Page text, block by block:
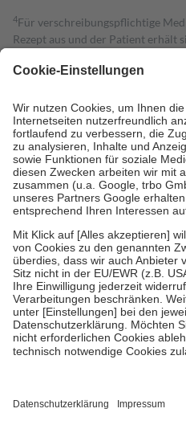
4Für verschreibungspflichtige
Rezept aus und der Patient erhält
Kosten dafür, der Versicherte
Grundsätzlich leisten Mitglieder
Prozent des Abgabepreises,
höchstens zehn Euro.Es sind
Kosten der Leistung zu entrichten.
Diese Regeln gelten grundsätzlich
Bei Heilmitteln und häuslicher
Zuzahlung zehn Prozent der
Um das Engagement der
stärken und die besondere
fallenkeine Zuzahlungen an bei:
• Kindern und Jugendlichen bis
mit Ausnahme der Fahrkosten
• Untersuchungen zur Vorsorge
GKV getragen werden
• empfohlenen Schutzimpfungen
Wir nutzen Trusted Shops als